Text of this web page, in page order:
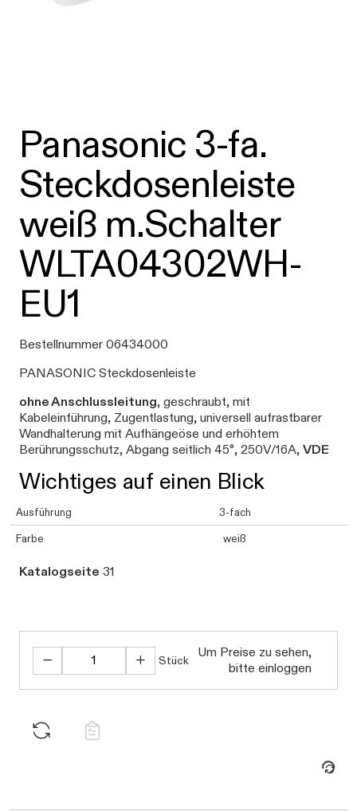
Panasonic 3-fa.
Steckdosenleiste
weiß m.Schalter
WLTA04302WH-
EU1
Bestellnummer 06434000
PANASONIC Steckdosenleiste
ohne Anschlussleitung, geschraubt, mit
Kabeleinführung, Zugentlastung, universell aufrastbarer
Wandhalterung mit Aufhängeöse und erhöhtem
Berührungsschutz, Abgang seitlich 45°, 250V/16A, VDE
Wichtiges auf einen Blick
Ausführung 3-fach
Farbe weiß
Katalogseite 31
Stück
Um Preise zu sehen,
bitte einloggen
Daten werden geladen. Bitte warten...